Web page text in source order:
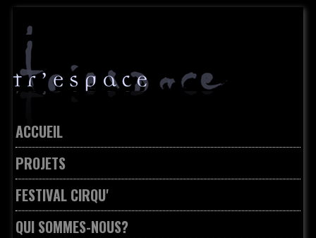
navigation
Skip
to
content
ACCUEIL
PROJETS
FESTIVAL CIRQU'
QUI SOMMES-NOUS?